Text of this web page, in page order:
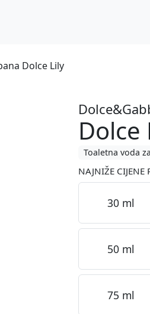
Dolce Lily
Dolce
Toaletna voda
NAJNIŽE CIJENE
30 ml
50 ml
75 ml